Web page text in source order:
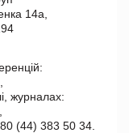
14а,
журналах:
(44) 383 50 34.